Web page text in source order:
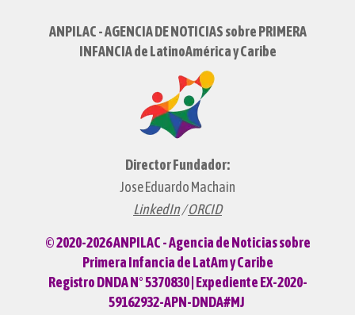
ANPILAC - AGENCIA DE NOTICIAS sobre PRIMERA
INFANCIA de LatinoAmérica y Caribe
Director Fundador:
Jose Eduardo Machain
LinkedIn/ORCID
© 2020-2026 ANPILAC - Agencia de Noticias sobre
Primera Infancia de LatAm y Caribe
Registro DNDA N° 5370830 | Expediente EX-2020-
59162932-APN-DNDA#MJ